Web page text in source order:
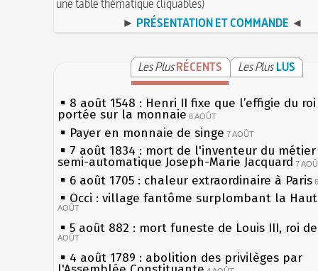
une table thématique cliquables)
► PRÉSENTATION ET COMMANDE ◄
Les PlusRÉCENTS Les Plus LUS
8 août 1548 : Henri II fixe que l’effigie du
portée sur la monnaie 8 AOÛT
Payer en monnaie de singe 7 AOÛT
7 août 1834 : mort de l'inventeur du
semi-automatique Joseph-Marie Jacquard 7
6 août 1705 : chaleur extraordinaire à Paris
Occi : village fantôme surplombant la
AOÛT
5 août 882 : mort funeste de Louis III, roi
AOÛT
4 août 1789 : abolition des privilèges par